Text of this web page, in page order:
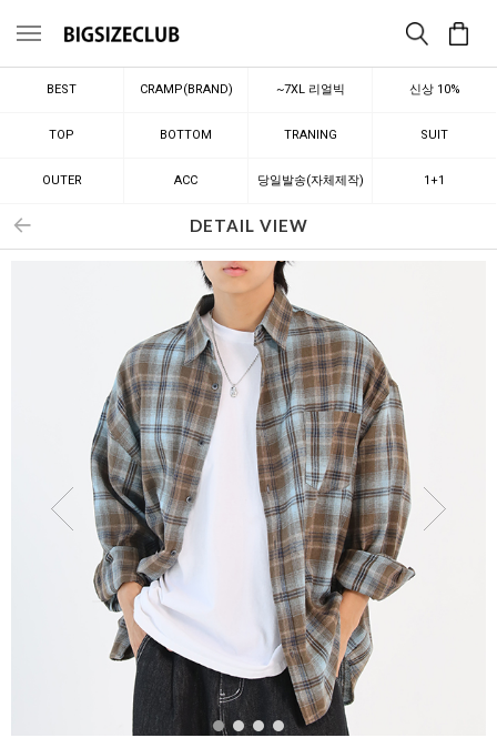
메뉴
BEST CRAMP(BRAND) ~7XL 리얼빅 신상 10%
TOP BOTTOM TRANING SUIT
OUTER ACC 당일발송(자체제작) 1+1
DETAIL VIEW